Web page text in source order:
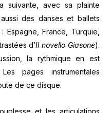
suivante, avec sa plainte
des danses et ballets
France, Turquie,
d’Il novello Giasone).
la rythmique en est
pages instrumentales
de ce disque.
et les articulations